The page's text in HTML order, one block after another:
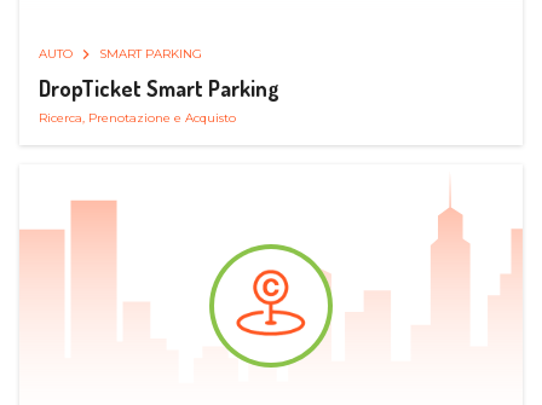
AUTO SMART PARKING
DropTicket Smart Parking
Ricerca, Prenotazione e Acquisto